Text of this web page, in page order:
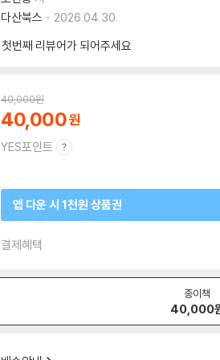
다산북스
2026.04.30.
첫번째 리뷰어가 되어주세요
40,000원
40,000
YES포인트
앱 다운 시 1천원 상품권
결제혜택
종이책
40,000